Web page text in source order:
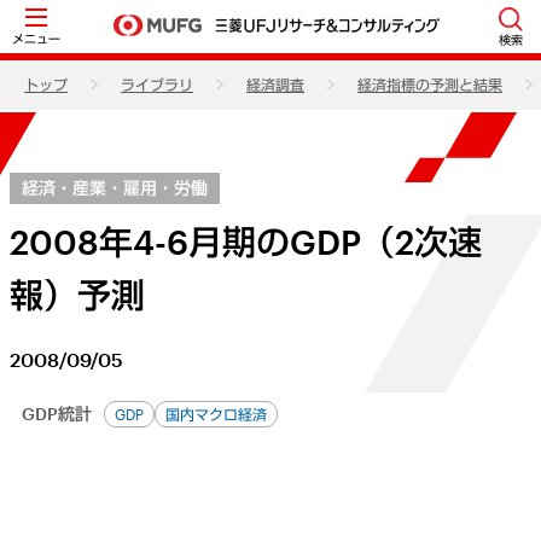
メニュー 検索
トップ ライブラリ 経済調査 経済指標の予測と結果
経済・産業・雇用・労働
2008年4-6月期のGDP（2次速
報）予測
2008/09/05
GDP統計 GDP 国内マクロ経済